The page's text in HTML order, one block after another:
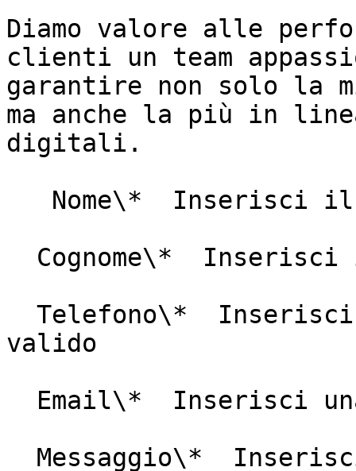
Diamo valore alle
clienti un team
garantire non solo la
ma anche la più in
digitali.
valido